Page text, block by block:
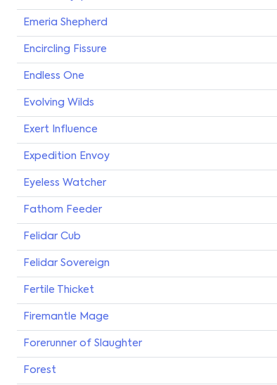
Emeria Shepherd
Encircling Fissure
Endless One
Evolving Wilds
Exert Influence
Expedition Envoy
Eyeless Watcher
Fathom Feeder
Felidar Cub
Felidar Sovereign
Fertile Thicket
Firemantle Mage
Forerunner of Slaughter
Forest